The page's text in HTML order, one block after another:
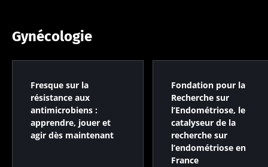
Gynécologie
Fresque sur la
résistance aux
antimicrobiens :
apprendre, jouer et
agir dès maintenant
Fondation pour la
Recherche sur
l’Endométriose, le
catalyseur de la
recherche sur
l’endométriose en
France